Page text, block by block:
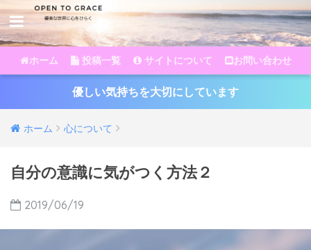
ホーム 投稿一覧 サイトについて お問い合わせ
優しい気持ちを大切にしています
ホーム 心について
自分の意識に気がつく方法２
2019/06/19